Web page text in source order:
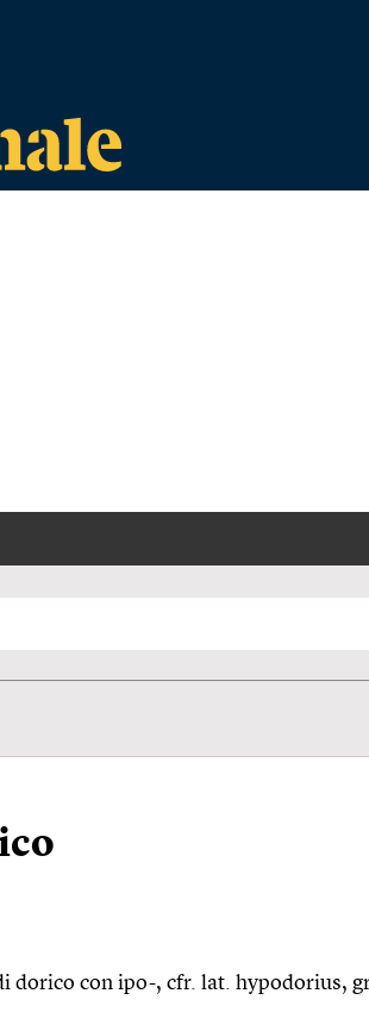
dorico con ipo-, cfr. lat. hypodorius,